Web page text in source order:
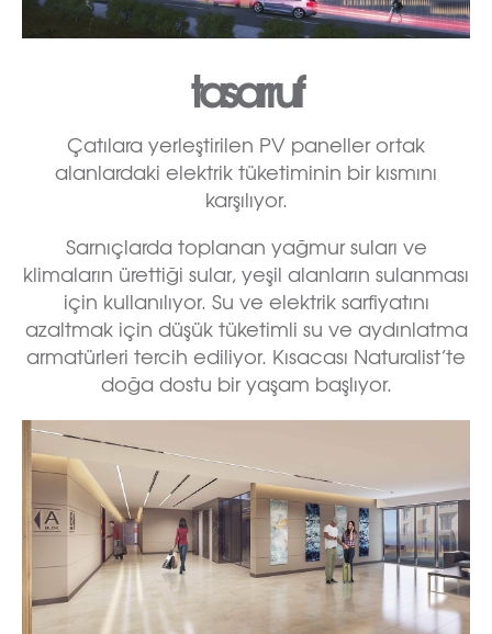
tasarruf
Çatılara yerleştirilen PV paneller ortak
alanlardaki elektrik tüketiminin bir kısmını
karşılıyor.
Sarnıçlarda toplanan yağmur suları ve
klimaların ürettiği sular, yeşil alanların sulanması
için kullanılıyor. Su ve elektrik sarfiyatını
azaltmak için düşük tüketimli su ve aydınlatma
armatürleri tercih ediliyor. Kısacası Naturalist’te
doğa dostu bir yaşam başlıyor.